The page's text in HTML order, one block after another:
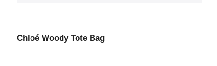
Chloé Woody Tote Bag